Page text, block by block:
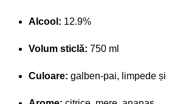
Alcool: 12.9%
Volum sticlă: 750 ml
Culoare: galben-pai, limpede și